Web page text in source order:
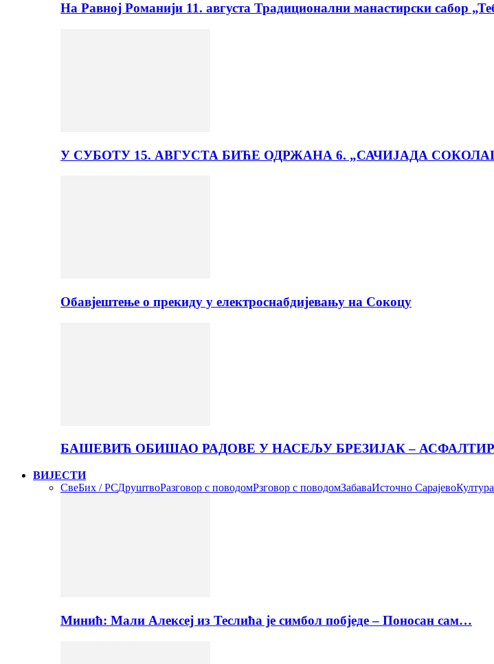
На Равној Романији 11. августа Традиционални манастирски сабор
У СУБОТУ 15. АВГУСТА БИЋЕ ОДРЖАНА 6. „САЧИЈАДА
Обавјештење о прекиду у електроснабдијевању на Сокоцу
БАШЕВИЋ ОБИШАО РАДОВЕ У НАСЕЉУ БРЕЗИЈАК –
ВИЈЕСТИ
СвеБих / РСДруштвоРазговор с поводомРзговор с поводомЗабаваИсточно СарајевоКултура
Минић: Мали Алексеј из Теслића је симбол побједе – Поносан сам…